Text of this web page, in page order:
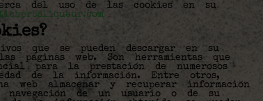
del uso de las cookies en su
que se pueden descargar en su
páginas web. Son herramientas que
para la prestación de numerosos
de la información. Entre otros,
web almacenar y recuperar información
navegación de un usuario o de su